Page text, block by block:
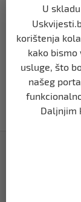
BIH
U
korištenja
kako
usluge, što
našeg
Daljnjim